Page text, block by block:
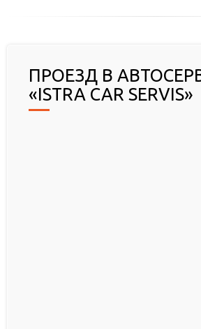
ПРОЕЗД В
«ISTRA CAR SERVIS»